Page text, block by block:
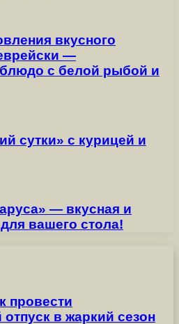
вкусного
—
с белой рыбой и
сутки» с курицей и
— вкусная и
вашего стола!
провести
в жаркий сезон